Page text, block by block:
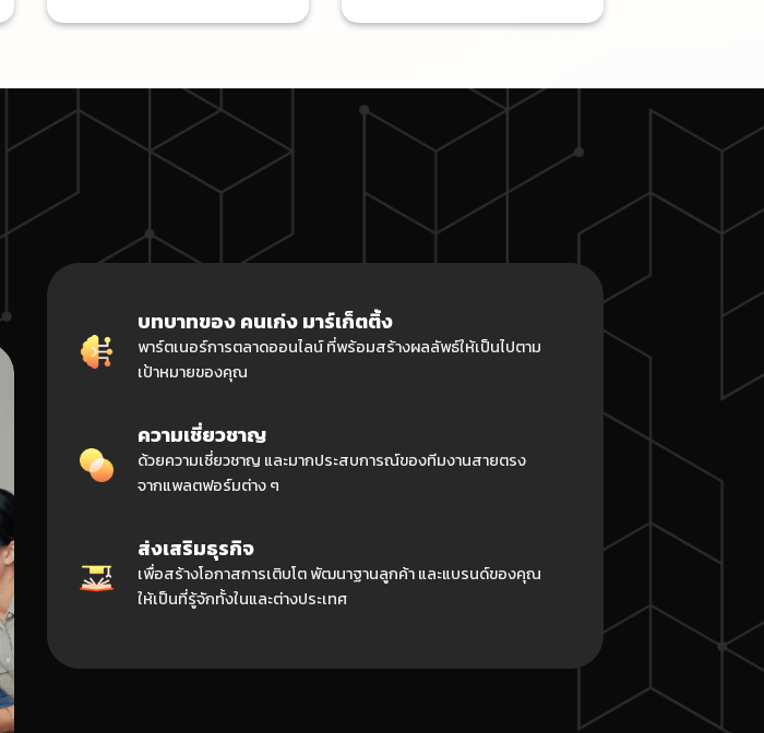
บทบาทของ คนเก่ง มาร์เก็ตติ้ง
พาร์ตเนอร์การตลาดออนไลน์ ที่พร้อมสร้างผลลัพธ์ให้เป็นไปตาม
เป้าหมายของคุณ
ความเชี่ยวชาญ
ด้วยความเชี่ยวชาญ และมากประสบการณ์ของทีมงานสายตรง
จากแพลตฟอร์มต่าง ๆ
ส่งเสริมธุรกิจ
เพื่อสร้างโอกาสการเติบโต พัฒนาฐานลูกค้า และแบรนด์ของคุณ
ให้เป็นที่รู้จักทั้งในและต่างประเทศ